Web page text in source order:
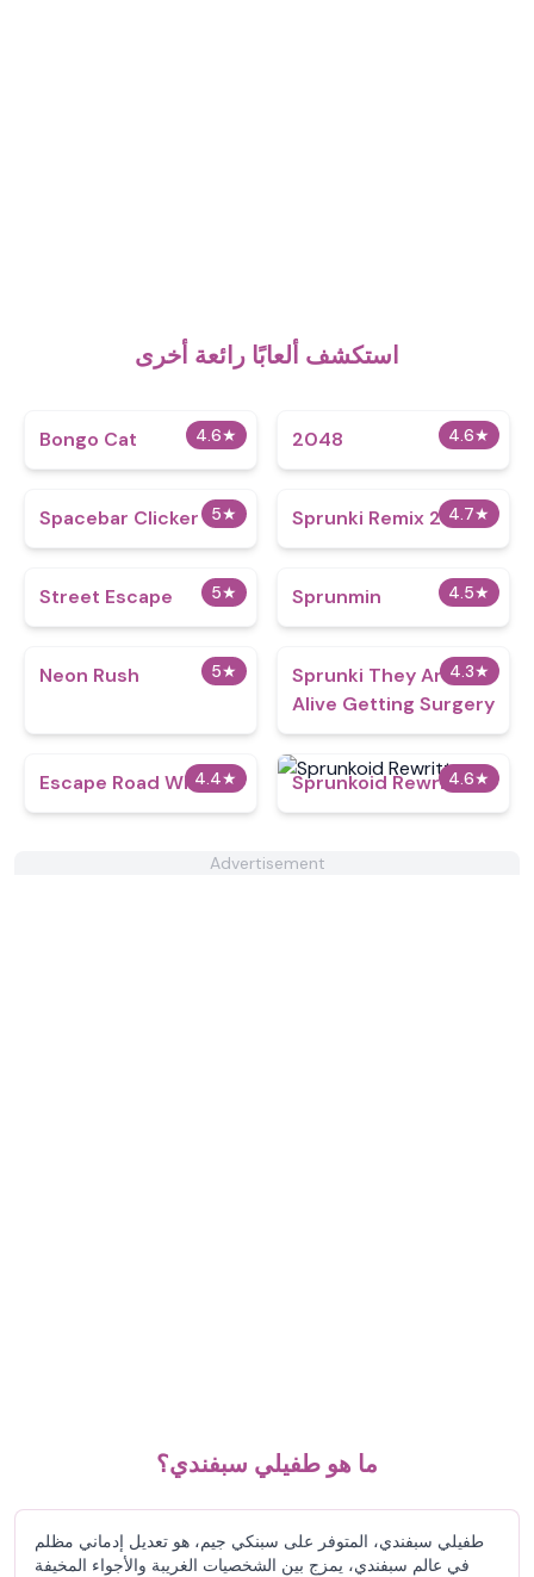
استكشف ألعابًا رائعة أخرى
4.6★
Bongo Cat 4.6★
2048
5★
Spacebar Clicker 4.7★
Sprunki Remix 2
5★
Street Escape 4.5★
Sprunmin
5★
Neon Rush 4.3★
Sprunki They Are
Alive Getting Surgery
4.4★
Escape Road Winter 4.6★
Sprunkoid Rewritten
Advertisement
ما هو طفيلي سبفندي؟
طفيلي سبفندي، المتوفر على سبنكي جيم، هو تعديل إدماني مظلم
في عالم سبفندي، يمزج بين الشخصيات الغريبة والأجواء المخيفة